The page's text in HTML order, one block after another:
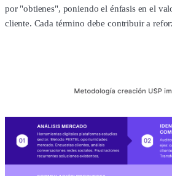
por "obtienes", poniendo el énfasis en el
cliente. Cada término debe contribuir a